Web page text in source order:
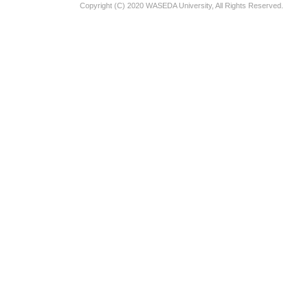
Copyright (C) 2020 WASEDA University, All Rights Reserved.